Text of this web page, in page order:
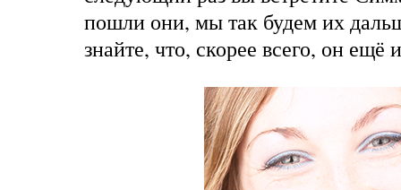
пошли они, мы так будем их
знайте, что, скорее всего, он ещё